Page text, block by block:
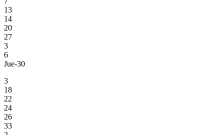
13
14
20
27
3
6
Jue-30
3
18
22
24
26
33